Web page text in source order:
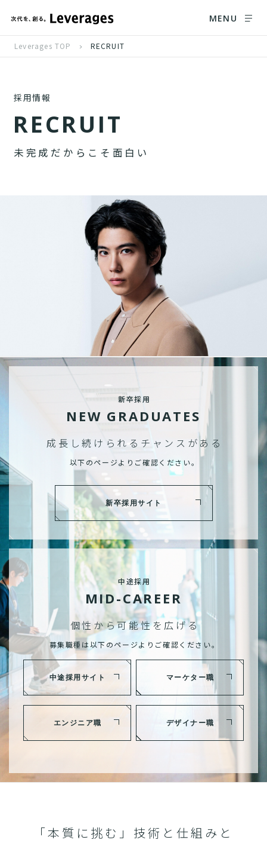
MENU
Leverages TOP RECRUIT
採用情報
RECRUIT
未 完 成 だ か ら こ そ 面 白 い
新卒採用
NEW GRADUATES
成長し続けられる チャンスがある
以下のページよりご確認ください。
新卒採用サイト
中途採用
MID-CAREER
個性から可能性を広げる
募集職種は以下のページよりご確認ください。
中途採用サイト マーケター職
エンジニア職 デザイナー職
「本質に挑む」技術と仕組みと